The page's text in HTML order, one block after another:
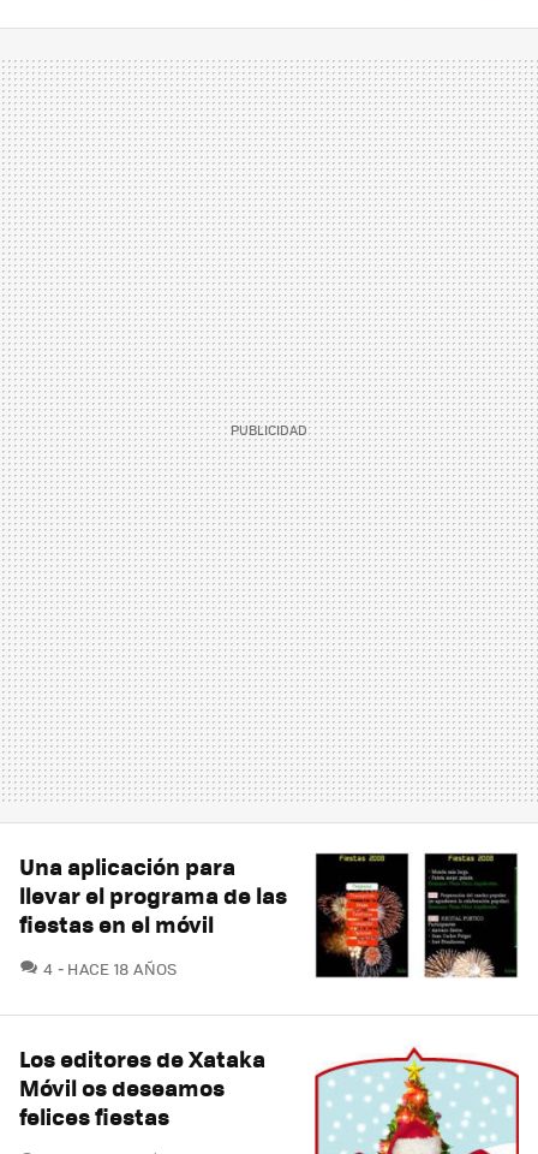
Una aplicación para
llevar el programa de las
fiestas en el móvil
4 COMENTARIOS
HACE 18 AÑOS
Los editores de Xataka
Móvil os deseamos
felices fiestas